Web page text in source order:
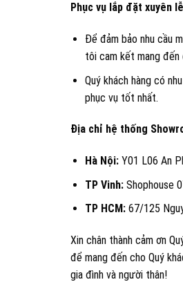
Phục vụ lắp đặt xuyên
Để đảm bảo nhu cầu
tôi cam kết mang đến
Quý khách hàng có
phục vụ tốt nhất.​
Địa chỉ hệ thống
Hà Nội:Y01 L06 An
TP Vinh:Shophouse
TP HCM:67/125
Xin chân thành cảm ơn
để mang đến cho Quý
gia đình và người thân!